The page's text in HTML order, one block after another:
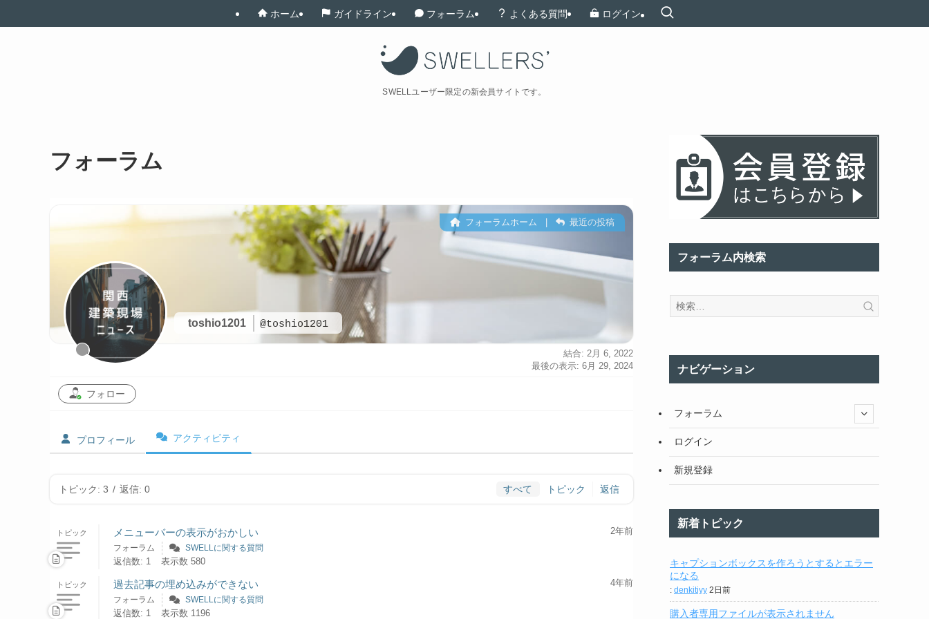
SWELLユーザー限定の新会員サイトです。
ホーム ガイドライン フォーラム よくある質問 ログイン
フォーラム
toshio1201 @toshio1201
フォーラムホーム 最近の投稿
結合: 2月 6, 2022
最後の表示: 6月 29, 2024
フォロー
プロフィール アクティビティ
トピック: 3 / 返信: 0 すべて トピック 返信
トピック メニューバーの表示がおかしい 2年前
フォーラム SWELLに関する質問
返信数: 1 表示数 580
トピック 過去記事の埋め込みができない 4年前
フォーラム SWELLに関する質問
返信数: 1 表示数 1196
フォーラム内検索
ナビゲーション
フォーラム
ログイン
新規登録
新着トピック
キャプションボックスを作ろうとするとエラー
になる
: denkitiyy 2日前
購入者専用ファイルが表示されません